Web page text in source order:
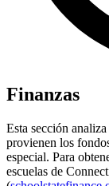
Finanzas
Esta sección
provienen los
especial. Para
escuelas de